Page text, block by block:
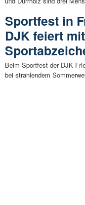
Sportfest in
DJK feiert
Beim Sportfest der DJK
bei strahlendem